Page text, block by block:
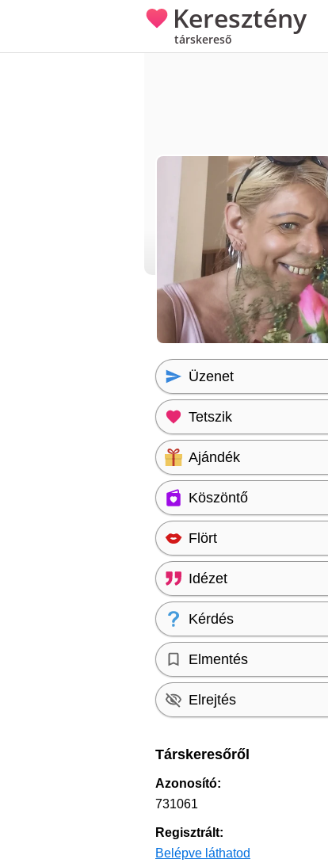
Keresztény
társkereső
Üzenet
Tetszik
Ajándék
Köszöntő
Flört
Idézet
Kérdés
Elmentés
Elrejtés
Társkeresőről
Azonosító:
731061
Regisztrált:
Belépve láthatod